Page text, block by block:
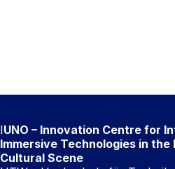
IUNO – Innovation Centre for
Immersive Technologies in the
Cultural Scene